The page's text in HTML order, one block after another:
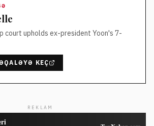
court upholds ex-president Yoon's 7-
KEÇ
REKLAM